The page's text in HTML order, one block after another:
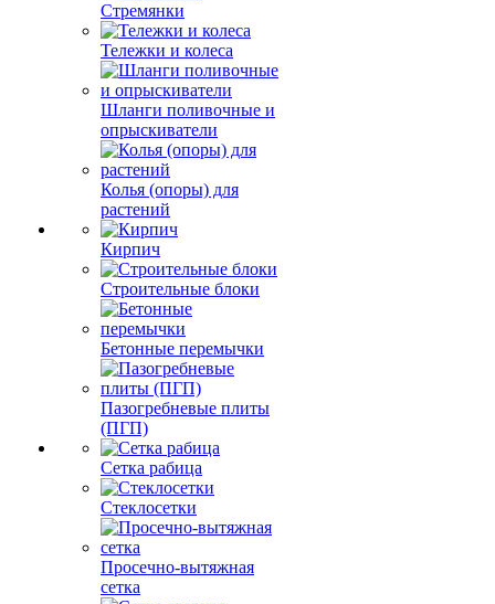
Стремянки
Тележки и колеса
Шланги поливочные и
опрыскиватели
Колья (опоры) для
растений
Кирпич
Строительные блоки
Бетонные перемычки
Пазогребневые плиты
(ПГП)
Сетка рабица
Стеклосетки
Просечно-вытяжная
сетка